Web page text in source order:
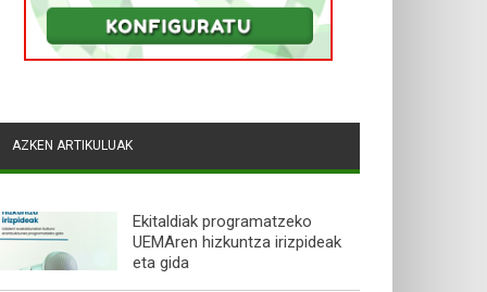
AZKEN ARTIKULUAK
Ekitaldiak programatzeko
UEMAren hizkuntza irizpideak
eta gida